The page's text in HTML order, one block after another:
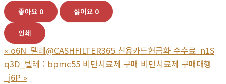
좋아요 0 싫어요 0
인쇄
« o6N_텔레@CASHFILTER365 신용카드현금화 수수료_n1S
q3D_텔레 : bpmc55 비만치료제 구매 비만치료제 구매대행
_j6P »